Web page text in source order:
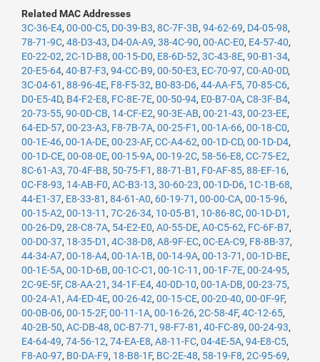
Related MAC Addresses
3C-36-E4, 00-00-C5, D0-39-B3, 8C-7F-3B, 94-62-69, D4-05-98,
78-71-9C, 48-D3-43, D4-0A-A9, 38-4C-90, 00-AC-E0, E4-57-40,
E0-22-02, 2C-1D-B8, 00-15-D0, E8-6D-52, 3C-43-8E, 90-B1-34,
20-E5-64, 40-B7-F3, 94-CC-B9, 00-50-E3, EC-70-97, C0-A0-0D,
3C-04-61 , 88-96-4E, F8-F5-32, B0-83-D6, 44-AA-F5, 70-85-C6,
D0-E5-4D, B4-F2-E8, FC-8E-7E, 00-50-94, E0-B7-0A, C8-3F-B4,
20-73-55, 90-0D-CB, 14-CF-E2, 90-3E-AB, 00-21-43, 00-23-EE,
64-ED-57, 00-23-A3, F8-7B-7A, 00-25-F1 , 00-1A-66, 00-18-C0,
00-1E-46, 00-1A-DE, 00-23-AF, CC-A4-62, 00-1D-CD, 00-1D-D4,
00-1D-CE, 00-08-0E, 00-15-9A, 00-19-2C, 58-56-E8, CC-75-E2,
8C-61-A3, 70-4F-B8, 50-75-F1 , 88-71-B1 , F0-AF-85, 88-EF-16,
0C-F8-93, 14-AB-F0, AC-B3-13, 30-60-23, 00-1D-D6, 1C-1B-68,
44-E1-37, E8-33-81 , 84-61-A0, 60-19-71 , 00-00-CA, 00-15-96,
00-15-A2, 00-13-11 , 7C-26-34, 10-05-B1 , 10-86-8C, 00-1D-D1 ,
00-26-D9, 28-C8-7A, 54-E2-E0, A0-55-DE, A0-C5-62, FC-6F-B7,
00-D0-37, 18-35-D1 , 4C-38-D8, A8-9F-EC, 0C-EA-C9, F8-8B-37,
44-34-A7, 00-18-A4, 00-1A-1B, 00-14-9A, 00-13-71 , 00-1D-BE,
00-1E-5A, 00-1D-6B, 00-1C-C1 , 00-1C-11 , 00-1F-7E, 00-24-95,
2C-9E-5F, C8-AA-21 , 34-1F-E4, 40-0D-10, 00-1A-DB, 00-23-75,
00-24-A1 , A4-ED-4E, 00-26-42, 00-15-CE, 00-20-40, 00-0F-9F,
00-0B-06, 00-15-2F, 00-11-1A, 00-16-26, 2C-58-4F, 4C-12-65,
40-2B-50, AC-DB-48, 0C-B7-71 , 98-F7-81 , 40-FC-89, 00-24-93,
E4-64-49, 74-56-12, 74-EA-E8, A8-11-FC, 04-4E-5A, 94-E8-C5,
F8-A0-97, B0-DA-F9, 18-B8-1F, BC-2E-48, 58-19-F8, 2C-95-69,